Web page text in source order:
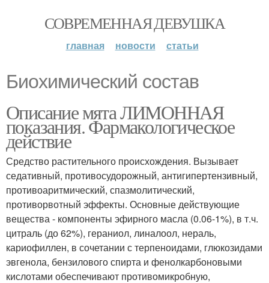
СОВРЕМЕННАЯ ДЕВУШКА
главная новости статьи
Биохимический состав
Описание мята ЛИМОННАЯ
показания. Фармакологическое
действие
Средство растительного происхождения. Вызывает
седативный, противосудорожный, антигипертензивный,
противоаритмический, спазмолитический,
противорвотный эффекты. Основные действующие
вещества - компоненты эфирного масла (0.06-1%), в т.ч.
цитраль (до 62%), гераниол, линалоол, нераль,
кариофиллен, в сочетании с терпеноидами, глюкозидами
эвгенола, бензилового спирта и фенолкарбоновыми
кислотами обеспечивают противомикробную,